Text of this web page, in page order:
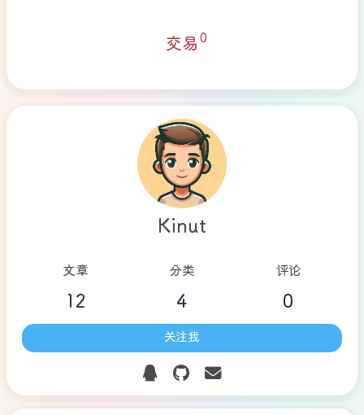
交易
Kinut
文章
12
分类
4
评论
0
关注我